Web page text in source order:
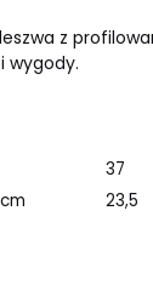
z
wygody.
37
23,5